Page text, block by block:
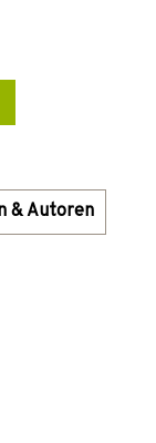
& Autoren